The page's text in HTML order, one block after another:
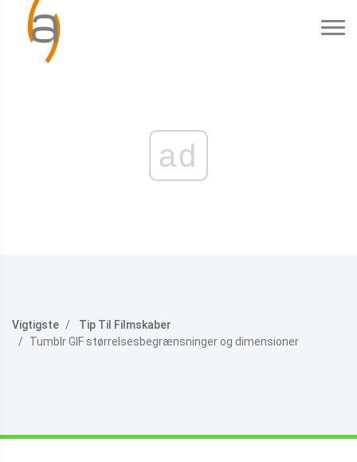
ad
Vigtigste
Tip Til Filmskaber
Tumblr GIF størrelsesbegrænsninger og dimensioner